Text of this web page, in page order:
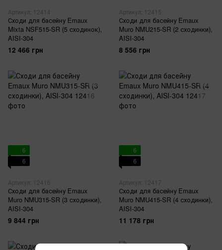
Артикул: 12414
Сходи для басейну Emaux
Mixta NSF515-SR (5 сходинок),
AISI-304
12 466 грн
Артикул: 12415
Сходи для басейну Emaux
Muro NMU215-SR (2 сходинки),
AISI-304
8 556 грн
6
6
Артикул: 12416
Сходи для басейну Emaux
Muro NMU315-SR (3 сходинки),
AISI-304
9 844 грн
6
6
Артикул: 12417
Сходи для басейну Emaux
Muro NMU415-SR (4 сходинки),
AISI-304
11 178 грн